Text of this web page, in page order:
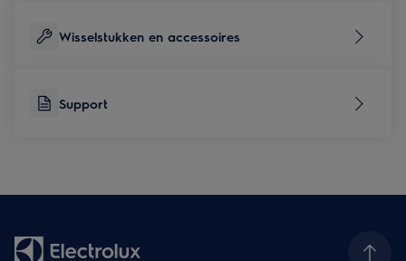
Wisselstukken en accessoires
Support